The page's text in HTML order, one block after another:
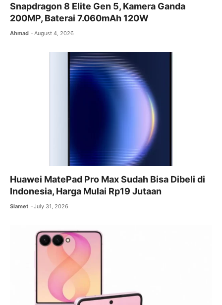
Snapdragon 8 Elite Gen 5, Kamera Ganda
200MP, Baterai 7.060mAh 120W
Ahmad August 4, 2026
Huawei MatePad Pro Max Sudah Bisa Dibeli di
Indonesia, Harga Mulai Rp19 Jutaan
Slamet July 31, 2026